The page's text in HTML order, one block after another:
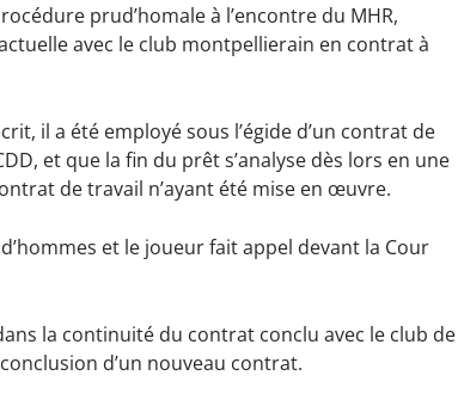
prud’homale à l’encontre du MHR,
avec le club montpellierain en contrat à
il a été employé sous l’égide d’un contrat de
et que la fin du prêt s’analyse dès lors en une
de travail n’ayant été mise en œuvre.
et le joueur fait appel devant la Cour
la continuité du contrat conclu avec le club de
d’un nouveau contrat.